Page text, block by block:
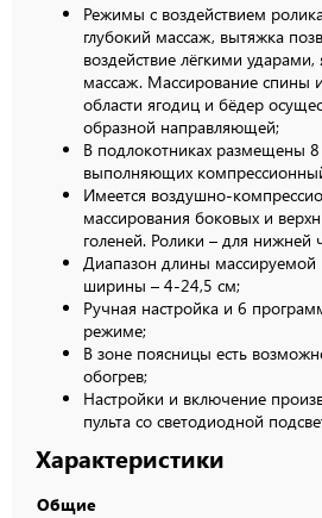
Режимы с воздействием
глубокий массаж, вытяжка
воздействие лёгкими
массаж. Массирование спины
области ягодиц и бёдер
образной направляющей;
В подлокотниках размещены
выполняющих
Имеется воздушно-
массирования боковых и
голеней. Ролики – для нижней
Диапазон длины массируемой
ширины – 4-24,5 см;
Ручная настройка и 6
режиме;
В зоне поясницы есть
обогрев;
Настройки и включение
пульта со светодиодной
Характеристики
Общие